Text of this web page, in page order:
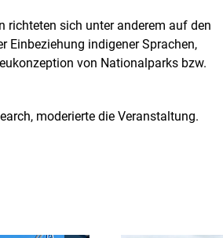
richteten sich unter anderem auf den
Einbeziehung indigener Sprachen,
von Nationalparks bzw.
, moderierte die Veranstaltung.